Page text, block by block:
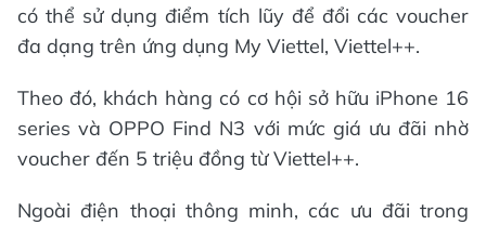
có thể sử dụng điểm tích lũy để đổi các voucher
đa dạng trên ứng dụng My Viettel, Viettel++.
Theo đó, khách hàng có cơ hội sở hữu iPhone 16
series và OPPO Find N3 với mức giá ưu đãi nhờ
voucher đến 5 triệu đồng từ Viettel++.
Ngoài điện thoại thông minh, các ưu đãi trong